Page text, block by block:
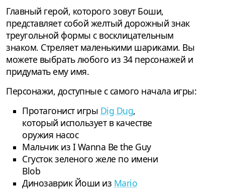
Главный герой, которого зовут Боши,
представляет собой желтый дорожный знак
треугольной формы с восклицательным
знаком. Стреляет маленькими шариками. Вы
можете выбрать любого из 34 персонажей и
придумать ему имя.
Персонажи, доступные с самого начала игры:
Протагонист игры Dig Dug,
который использует в качестве
оружия насос
Мальчик из I Wanna Be the Guy
Сгусток зеленого желе по имени
Blob
Динозаврик Йоши из Mario